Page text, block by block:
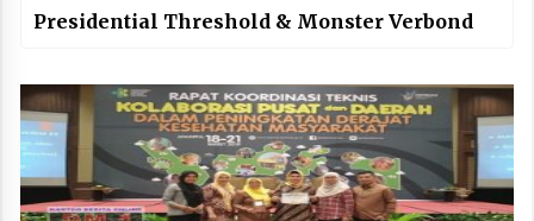
Presidential Threshold & Monster Verbond